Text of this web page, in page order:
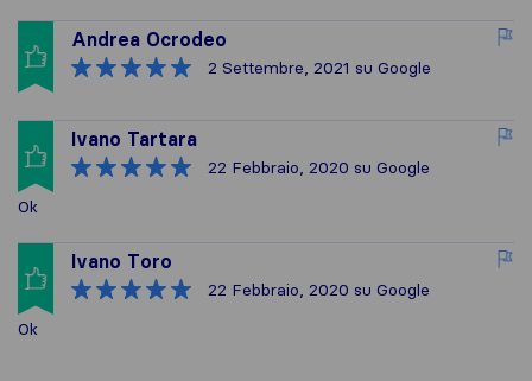
Andrea Ocrodeo
2 Settembre, 2021 su Google
Ivano Tartara
22 Febbraio, 2020 su Google
Ok
Ivano Toro
22 Febbraio, 2020 su Google
Ok